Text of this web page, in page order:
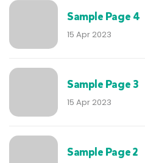
Sample Page 4
15 Apr 2023
Sample Page 3
15 Apr 2023
Sample Page 2